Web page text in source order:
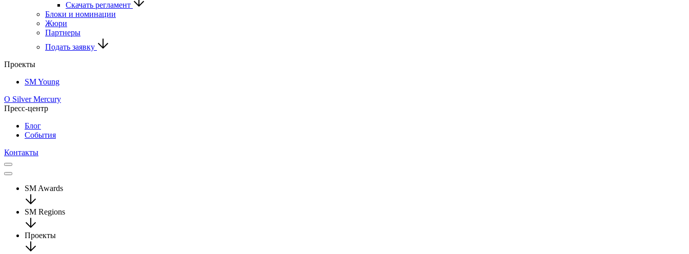
Скачать регламент
Блоки и номинации
Жюри
Партнеры
Подать заявку
Проекты
SM Young
О Silver Mercury
Пресс-центр
Блог
События
Контакты
SM Awards
SM Regions
Проекты